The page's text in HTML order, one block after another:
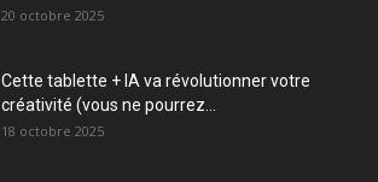
20 octobre 2025
Cette tablette + IA va révolutionner votre
créativité (vous ne pourrez...
18 octobre 2025